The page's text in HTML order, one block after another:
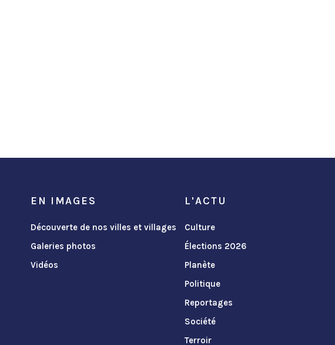
EN IMAGES
Découverte de nos villes et villages
Galeries photos
Vidéos
L'ACTU
Culture
Élections 2026
Planète
Politique
Reportages
Société
Terroir